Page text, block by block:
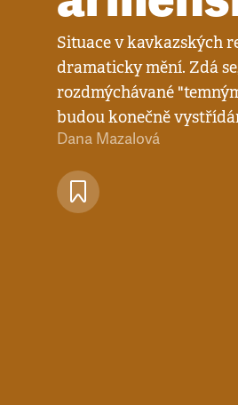
Situace v kavkazských
dramaticky mění. Zdá
rozdmýchávané
budou konečně
Dana Mazalová